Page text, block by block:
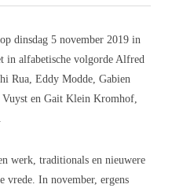
dinsdag 5 november 2019 in
in alfabetische volgorde Alfred
Rua, Eddy Modde, Gabien
en GaitKlein Kromhof,
werk, traditionals en nieuwere
vrede. In november, ergens